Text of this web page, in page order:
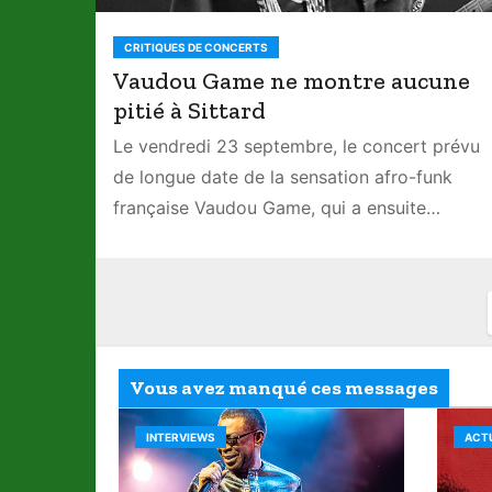
CRITIQUES DE CONCERTS
Vaudou Game ne montre aucune
pitié à Sittard
Le vendredi 23 septembre, le concert prévu
de longue date de la sensation afro-funk
française Vaudou Game, qui a ensuite…
Vous avez manqué ces messages
INTERVIEWS